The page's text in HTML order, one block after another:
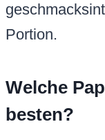
Portion.
Welche
besten?